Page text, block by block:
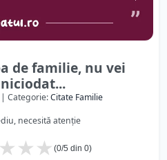
de familie, nu vei
| Categorie:Citate Familie
necesită atenție
★
★
★ (0/5 din 0)